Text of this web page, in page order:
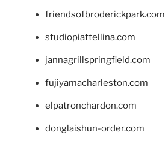
friendsofbroderickpark.com
studiopiattellina.com
jannagrillspringfield.com
fujiyamacharleston.com
elpatronchardon.com
donglaishun-order.com